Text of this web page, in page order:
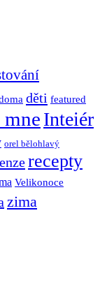
děti featured
Inteiér
orel bělohlavý
recepty
Velikonoce
zima